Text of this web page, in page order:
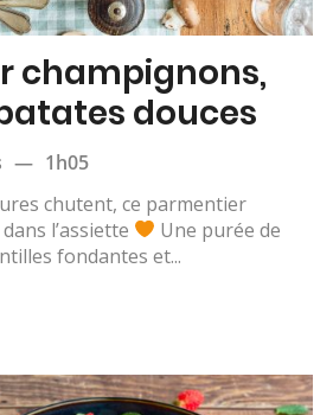
champignons,
douces
— 1h05
chutent, ce parmentier
l’assiette
Une purée de
fondantes et...